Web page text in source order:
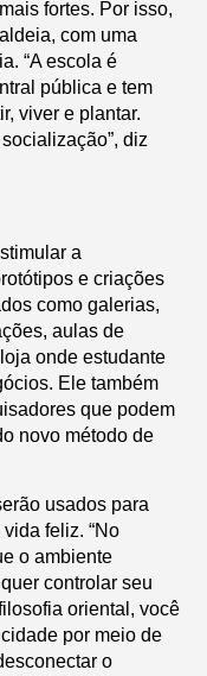
fortes. Por isso,
com uma
“A escola é
pública e tem
viver e plantar.
diz
a
e criações
como galerias,
aulas de
onde estudante
Ele também
que podem
novo método de
usados para
feliz. “No
o ambiente
controlar seu
oriental, você
por meio de
o